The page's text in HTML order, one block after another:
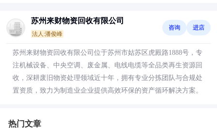
苏州来财物资回收有限公司
法人:潘俊峰
咨询 进店
苏州来财物资回收有限公司位于苏州市姑苏区虎殿路1888号，专
注机械设备、中央空调、废金属、电线电缆等全品类再生资源回
收，深耕废旧物资处理领域近十年，拥有专业分拣团队与合规处
置资质，致力为制造业企业提供高效环保的资产循环解决方案。
热门文章